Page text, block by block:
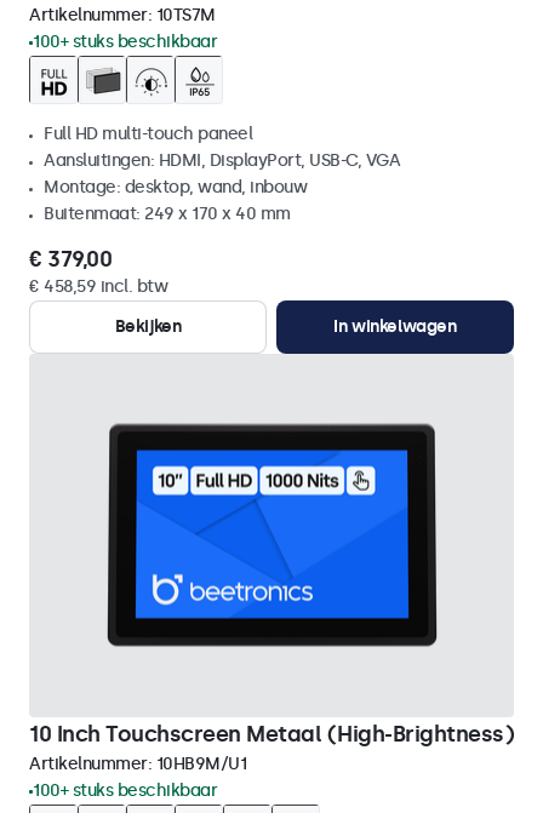
Artikelnummer: 10TS7M
100+ stuks beschikbaar
Full HD multi-touch paneel
Aansluitingen: HDMI, DisplayPort, USB-C, VGA
Montage: desktop, wand, inbouw
Buitenmaat: 249 x 170 x 40 mm
€ 379,00
€ 458,59 incl. btw
Bekijken
In winkelwagen
10 Inch Touchscreen Metaal (High-Brightness)
Artikelnummer: 10HB9M/U1
100+ stuks beschikbaar